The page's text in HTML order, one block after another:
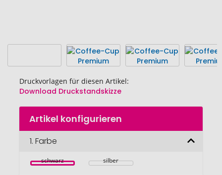
Druckvorlagen für diesen Artikel:
Download Druckstandskizze
Zum
Anfang
Bildgalerie
Artikel konfigurieren
1. Farbe
schwarz silber